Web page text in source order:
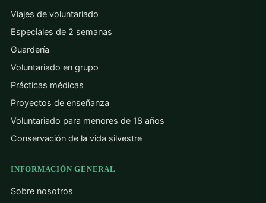
Viajes de voluntariado
Especiales de 2 semanas
Guardería
Voluntariado en grupo
Prácticas médicas
Proyectos de enseñanza
Voluntariado para menores de 18 años
Conservación de la vida silvestre
INFORMACIÓN GENERAL
Sobre nosotros